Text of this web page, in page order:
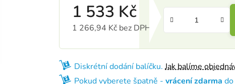
1 533 Kč
1 266,94 Kč bez DPH
Diskrétní dodání balíčku.Jak balíme
Pokud vyberete špatně - vrácení zdarma